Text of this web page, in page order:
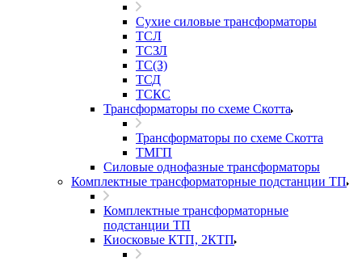
Сухие силовые трансформаторы
ТСЛ
ТСЗЛ
ТС(З)
ТСД
ТСКС
Трансформаторы по схеме Скотта
Трансформаторы по схеме Скотта
ТМГП
Силовые однофазные трансформаторы
Комплектные трансформаторные подстанции ТП
Комплектные трансформаторные
подстанции ТП
Киосковые КТП, 2КТП